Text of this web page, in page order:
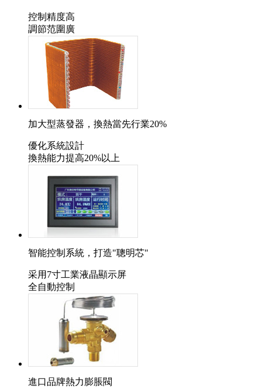
控制精度高
調節范圍廣
加大型蒸發器，換熱當先行業20%
優化系統設計
換熱能力提高20%以上
智能控制系統，打造"聰明芯"
采用7寸工業液晶顯示屏
全自動控制
進口品牌熱力膨脹閥